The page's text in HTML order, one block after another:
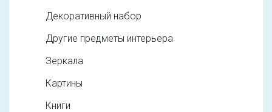
Декоративный набор
Другие предметы интерьера
Зеркала
Картины
Книги